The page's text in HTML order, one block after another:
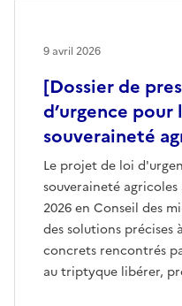
[Dossier de
d’urgence
souveraineté
Le projet de loi
souveraineté
2026 en Conseil des
des solutions précises
concrets rencontrés
au triptyque libérer,
9 avril 2026